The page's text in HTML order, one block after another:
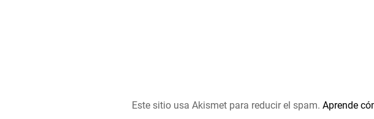
Este sitio usa Akismet para reducir el spam. Aprende